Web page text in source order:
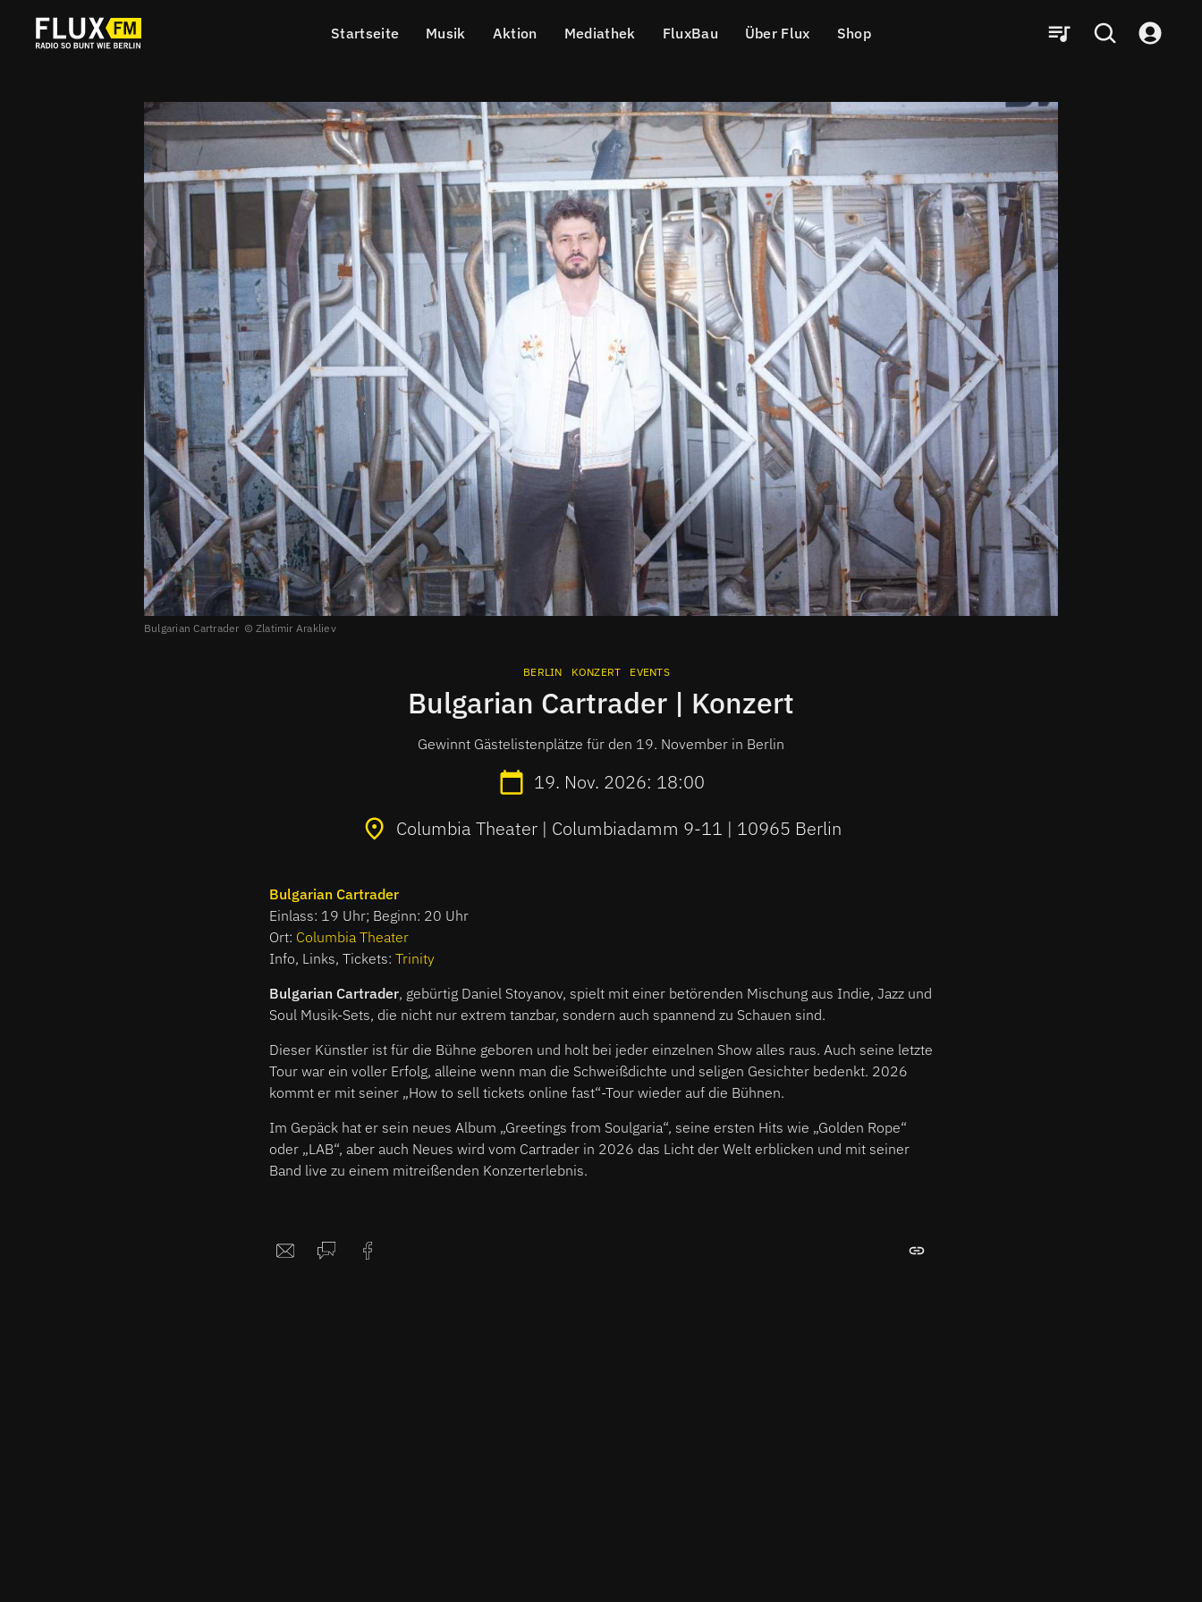
Startseite Musik Aktion Mediathek FluxBau Über Flux Shop
Bulgarian Cartrader Zlatimir Arakliev
BERLIN KONZERT EVENTS
Bulgarian Cartrader | Konzert
Gewinnt Gästelistenplätze für den 19. November in Berlin
19. Nov. 2026: 18:00
Columbia Theater | Columbiadamm 9-11 | 10965 Berlin
Bulgarian Cartrader
Einlass: 19 Uhr; Beginn: 20 Uhr
Ort: Columbia Theater
Info, Links, Tickets: Trinity
Bulgarian Cartrader, gebürtig Daniel Stoyanov, spielt mit einer betörenden Mischung aus Indie, Jazz und
Soul Musik-Sets, die nicht nur extrem tanzbar, sondern auch spannend zu Schauen sind.
Dieser Künstler ist für die Bühne geboren und holt bei jeder einzelnen Show alles raus. Auch seine letzte
Tour war ein voller Erfolg, alleine wenn man die Schweißdichte und seligen Gesichter bedenkt. 2026
kommt er mit seiner „How to sell tickets online fast“-Tour wieder auf die Bühnen.
Im Gepäck hat er sein neues Album „Greetings from Soulgaria“, seine ersten Hits wie „Golden Rope“
oder „LAB“, aber auch Neues wird vom Cartrader in 2026 das Licht der Welt erblicken und mit seiner
Band live zu einem mitreißenden Konzerterlebnis.